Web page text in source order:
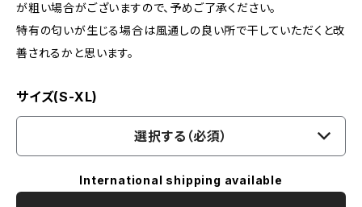
が粗い場合がございますので、予めご了承ください。
特有の匂いが生じる場合は風通しの良い所で干していただくと改
善されるかと思います。
サイズ(S-XL)
選択する（必須）
International shipping available